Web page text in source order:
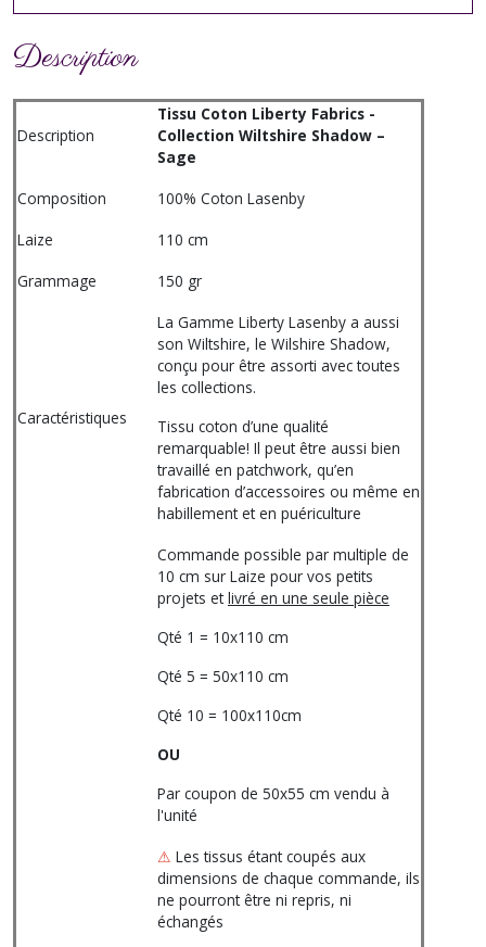
Description
Description
Tissu Coton Liberty Fabrics -
Collection Wiltshire Shadow –
Sage
Composition
100% Coton Lasenby
Laize
110 cm
Grammage
150 gr
Caractéristiques
La Gamme Liberty Lasenby a aussi
son Wiltshire, le Wilshire Shadow,
conçu pour être assorti avec toutes
les collections.
Tissu coton d’une qualité
remarquable! Il peut être aussi bien
travaillé en patchwork, qu’en
fabrication d’accessoires ou même en
habillement et en puériculture
Commande possible par multiple de
10 cm sur Laize pour vos petits
projets etlivré en une seule pièce
Qté 1 = 10x110 cm
Qté 5 = 50x110 cm
Qté 10 = 100x110cm
OU
Par coupon de 50x55 cm vendu à
l'unité
⚠ Les tissus étant coupés aux
dimensions de chaque commande, ils
ne pourront être ni repris, ni
échangés